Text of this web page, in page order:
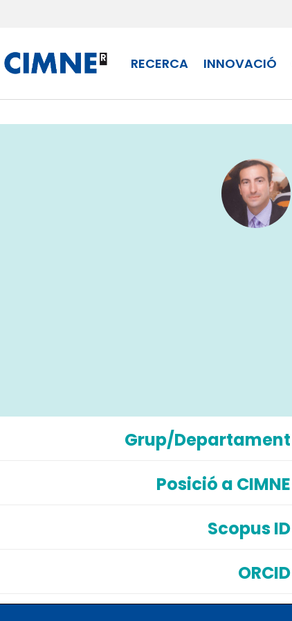
RECERCA INNOVACIÓ
Grup/Departament
Posició a CIMNE
Scopus ID
ORCID